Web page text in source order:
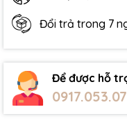
Đổi trả trong 7
Để được hỗ